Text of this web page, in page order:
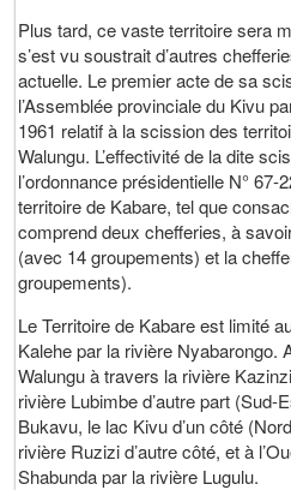
Plus tard, ce vaste territoire sera
s’est vu soustrait d’autres
actuelle. Le premier acte de sa
l’Assemblée provinciale du Kivu
1961 relatif à la scission des
Walungu. L’effectivité de la dite
l’ordonnance présidentielle N° 67-
territoire de Kabare, tel que
comprend deux chefferies, à
(avec 14 groupements) et la
groupements).
Le Territoire de Kabare est limité
Kalehe par la rivière Nyabarongo.
Walungu à travers la rivière
rivière Lubimbe d’autre part (Sud-
Bukavu, le lac Kivu d’un côté
rivière Ruzizi d’autre côté, et à
Shabunda par la rivière Lugulu.